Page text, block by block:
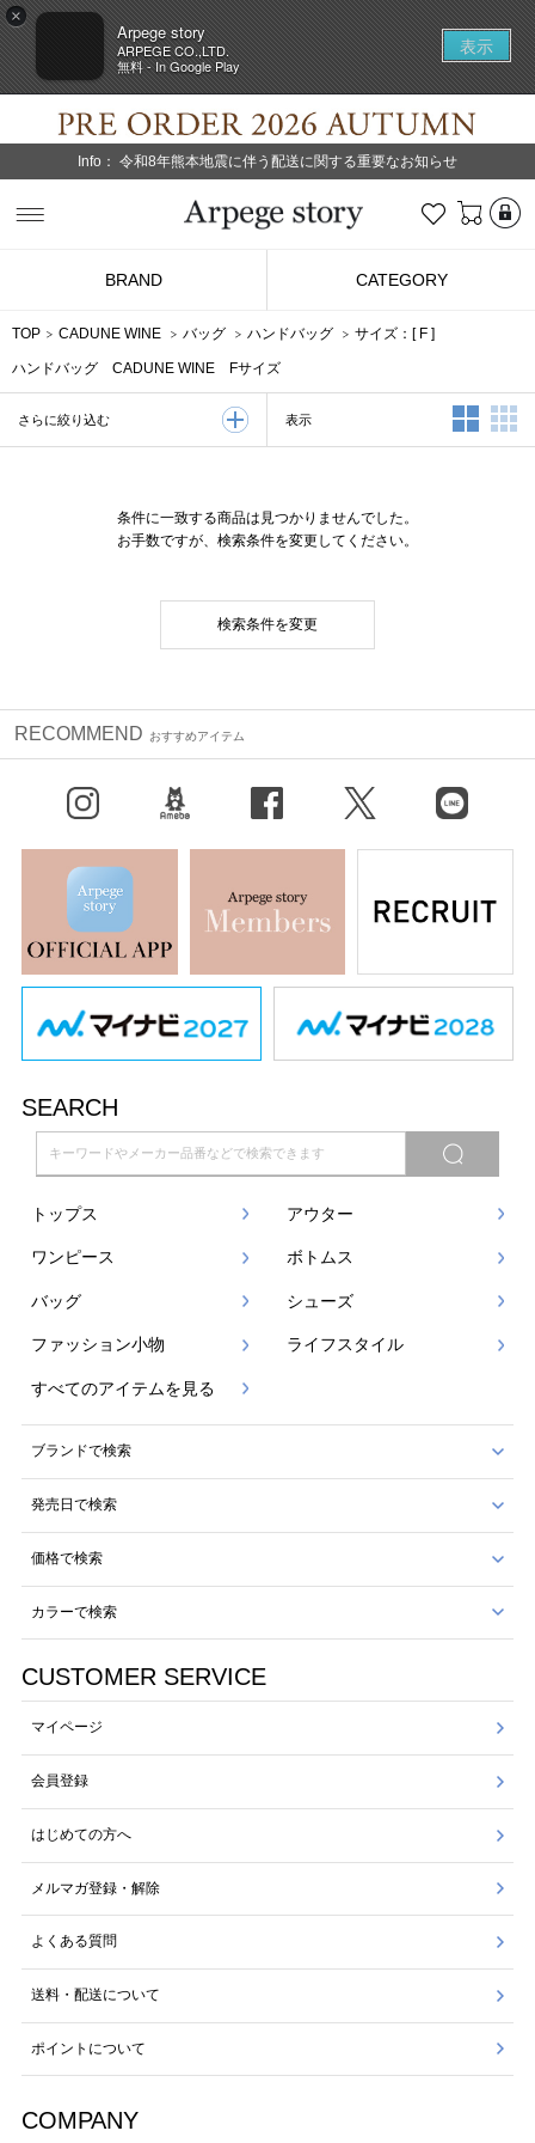
×
Arpege story
ARPEGE CO.,LTD.
無料 - In Google Play
表示
Info： 令和8年熊本地震に伴う配送に関する重要なお知らせ
お気に入り
BRAND CATEGORY
TOP CADUNE WINE バッグ ハンドバッグ サイズ：[ F ]
ハンドバッグ CADUNE WINE Fサイズ
さらに絞り込む 表示 2列表示
条件に一致する商品は見つかりませんでした。
お手数ですが、検索条件を変更してください。
検索条件を変更
RECOMMEND おすすめアイテム
X（旧Twitter） LINE
SEARCH
トップス アウター
ワンピース ボトムス
バッグ シューズ
ファッション小物 ライフスタイル
すべてのアイテムを見る
ブランドで検索
発売日で検索
価格で検索
カラーで検索
CUSTOMER SERVICE
マイページ
会員登録
はじめての方へ
メルマガ登録・解除
よくある質問
送料・配送について
ポイントについて
COMPANY